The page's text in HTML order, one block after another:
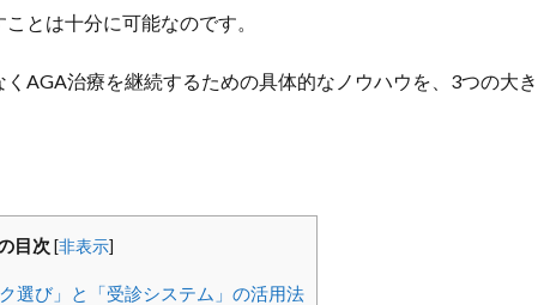
とは十分に可能なのです。
AGA治療を継続するための具体的なノウハウを、3つの大き
目次 [非表示]
選び」と「受診システム」の活用法